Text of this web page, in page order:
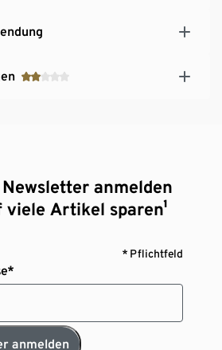
anmelden
viele Artikel sparen¹
* Pflichtfeld
anmelden